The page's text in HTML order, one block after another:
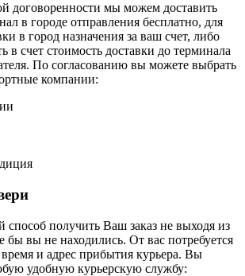
договоренности мы можем доставить
в городе отправления бесплатно, для
в город назначения за ваш счет, либо
счет стоимость доставки до терминала
По согласованию вы можете выбрать
компании:
получить Ваш заказ не выходя из
бы вы не находились. От вас потребуется
время и адрес прибытия курьера. Вы
удобную курьерскую службу: